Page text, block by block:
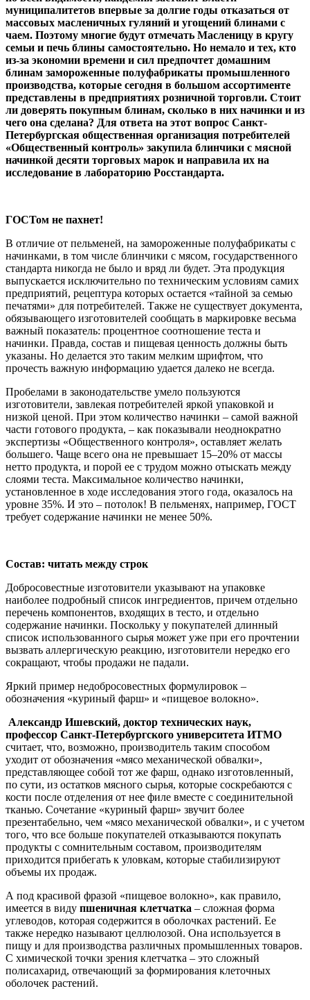
муниципалитетов впервые за долгие годы отказаться от
массовых масленичных гуляний и угощений блинами с
чаем. Поэтому многие будут отмечать Масленицу в кругу
семьи и печь блины самостоятельно. Но немало и тех, кто
из-за экономии времени и сил предпочтет домашним
блинам замороженные полуфабрикаты промышленного
производства, которые сегодня в большом ассортименте
представлены в предприятиях розничной торговли. Стоит
ли доверять покупным блинам, сколько в них начинки и из
чего она сделана? Для ответа на этот вопрос Санкт-
Петербургская общественная организация потребителей
«Общественный контроль» закупила блинчики с мясной
начинкой десяти торговых марок и направила их на
исследование в лабораторию Росстандарта.
ГОСТом не пахнет!
В отличие от пельменей, на замороженные полуфабрикаты с
начинками, в том числе блинчики с мясом, государственного
стандарта никогда не было и вряд ли будет. Эта продукция
выпускается исключительно по техническим условиям самих
предприятий, рецептура которых остается «тайной за семью
печатями» для потребителей. Также не существует документа,
обязывающего изготовителей сообщать в маркировке весьма
важный показатель: процентное соотношение теста и
начинки. Правда, состав и пищевая ценность должны быть
указаны. Но делается это таким мелким шрифтом, что
прочесть важную информацию удается далеко не всегда.
Пробелами в законодательстве умело пользуются
изготовители, завлекая потребителей яркой упаковкой и
низкой ценой. При этом количество начинки – самой важной
части готового продукта, – как показывали неоднократно
экспертизы «Общественного контроля», оставляет желать
большего. Чаще всего она не превышает 15–20% от массы
нетто продукта, и порой ее с трудом можно отыскать между
слоями теста. Максимальное количество начинки,
установленное в ходе исследования этого года, оказалось на
уровне 35%. И это – потолок! В пельменях, например, ГОСТ
требует содержание начинки не менее 50%.
Состав: читать между строк
Добросовестные изготовители указывают на упаковке
наиболее подробный список ингредиентов, причем отдельно
перечень компонентов, входящих в тесто, и отдельно
содержание начинки. Поскольку у покупателей длинный
список использованного сырья может уже при его прочтении
вызвать аллергическую реакцию, изготовители нередко его
сокращают, чтобы продажи не падали.
Яркий пример недобросовестных формулировок –
обозначения «куриный фарш» и «пищевое волокно».
Александр Ишевский, доктор технических наук,
профессор Санкт-Петербургского университета ИТМО
считает, что, возможно, производитель таким способом
уходит от обозначения «мясо механической обвалки»,
представляющее собой тот же фарш, однако изготовленный,
по сути, из остатков мясного сырья, которые соскребаются с
кости после отделения от нее филе вместе с соединительной
тканью. Сочетание «куриный фарш» звучит более
презентабельно, чем «мясо механической обвалки», и с учетом
того, что все больше покупателей отказываются покупать
продукты с сомнительным составом, производителям
приходится прибегать к уловкам, которые стабилизируют
объемы их продаж.
А под красивой фразой «пищевое волокно», как правило,
имеется в виду пшеничная клетчатка – сложная форма
углеводов, которая содержится в оболочках растений. Ее
также нередко называют целлюлозой. Она используется в
пищу и для производства различных промышленных товаров.
С химической точки зрения клетчатка – это сложный
полисахарид, отвечающий за формирования клеточных
оболочек растений.